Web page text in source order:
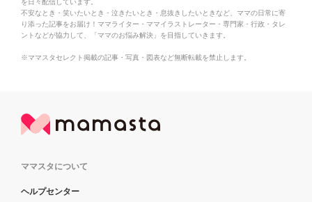
を日々配信しています。
不安なとき・笑いたいとき・泣きたいとき・息抜きしたいときなど、ママの日常に寄
り添った記事をお届け！ママライター・ママイラストレーター・専門家・行政・タレ
ントなどが協力して、「ママのお悩み解決」を目指していきます。
※ママスタセレクト掲載の記事・写真・図表など無断転載を禁止します。
ママスタについて
ヘルプセンター